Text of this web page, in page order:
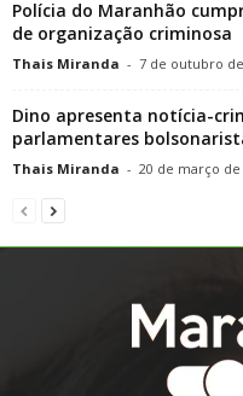
Polícia do Maranhão
de organização criminosa
Thais Miranda - 7 de outubro
Dino apresenta notícia-
parlamentares
Thais Miranda - 20 de março de